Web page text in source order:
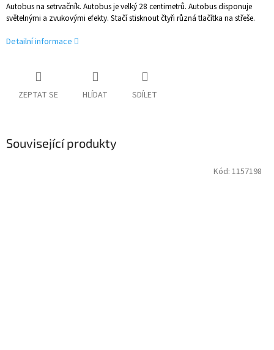
Autobus na setrvačník. Autobus je velký 28 centimetrů. Autobus disponuje
světelnými a zvukovými efekty. Stačí stisknout čtyři různá tlačítka na střeše.
Detailní informace
ZEPTAT SE HLÍDAT SDÍLET
Související produkty
Kód: 1157198